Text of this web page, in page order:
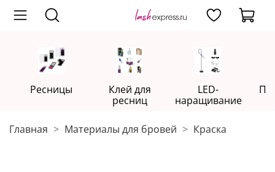
Ресницы
Клей для
ресниц
LED-
наращивание
Главная Материалы для бровей Краска